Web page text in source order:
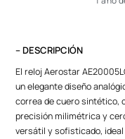
– DESCRIPCIÓN
El reloj Aerostar
un elegante diseño
correa de cuero sintético,
precisión milimétrica y
versátil y sofisticado,